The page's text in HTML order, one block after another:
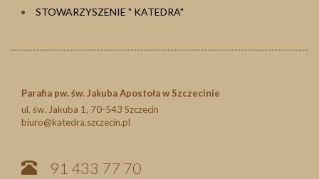
STOWARZYSZENIE " KATEDRA"
Parafia pw. św. Jakuba Apostoła w Szczecinie
ul. św. Jakuba 1, 70-543 Szczecin
biuro@katedra.szczecin.pl
91 433 77 70